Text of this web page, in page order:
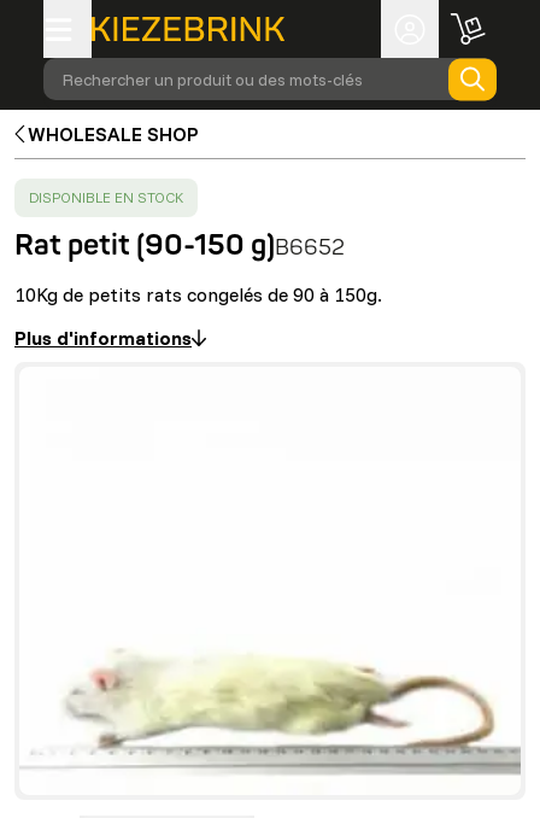
Rechercher un produit ou des mots-clés
WHOLESALE SHOP
SUCCESS:
DISPONIBLE EN STOCK
Rat petit (90-150 g)B6652
10Kg de petits rats congelés de 90 à 150g.
Plus d'informations